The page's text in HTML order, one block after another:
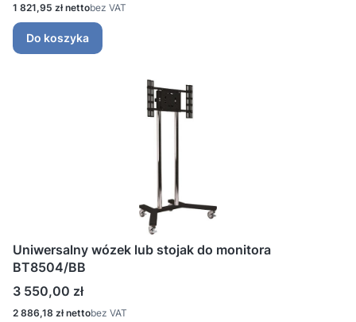
Cena
1 821,95 zł bez VAT
Do koszyka
Uniwersalny wózek lub stojak do monitora
BT8504/BB
Cena
3 550,00 zł
Cena
2 886,18 zł bez VAT